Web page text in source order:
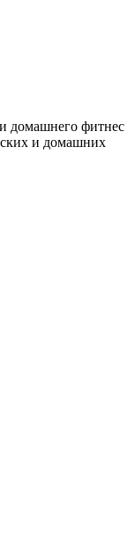
домашнего фитнес
и домашних